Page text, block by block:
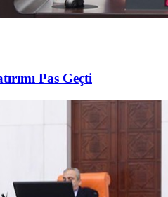
Pas Geçti